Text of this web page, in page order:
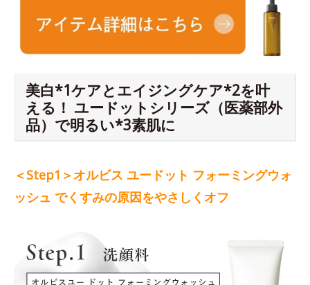
美白*1ケアとエイジングケア*2を叶
える！ ユードットシリーズ（医薬部外
品）で明るい*3素肌に
＜Step1＞オルビス ユードット フォーミングウォ
ッシュ でくすみの原因をやさしくオフ